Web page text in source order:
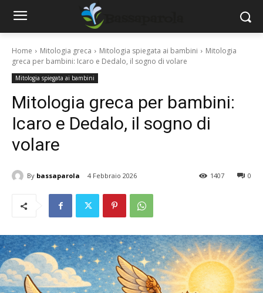
Home Mitologia greca Mitologia spiegata ai bambini
Mitologia
greca per bambini: Icaro e Dedalo, il sogno di volare
Mitologia spiegata ai bambini
Mitologia greca per bambini:
Icaro e Dedalo, il sogno di
volare
By bassaparola 4 Febbraio 2026 0
1407